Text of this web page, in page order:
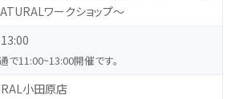
ワークショップ～
11:00~13:00開催です。
小田原店